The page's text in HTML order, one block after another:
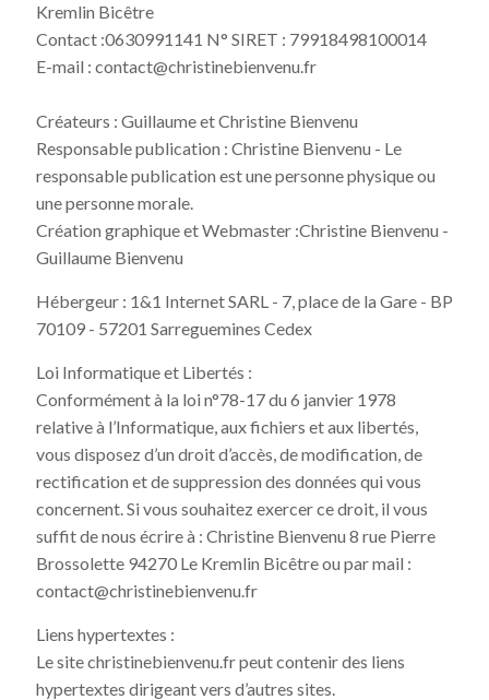
Kremlin Bicêtre
Contact :0630991141 N° SIRET : 79918498100014
E-mail : contact@christinebienvenu.fr
Créateurs : Guillaume et Christine Bienvenu
Responsable publication : Christine Bienvenu - Le
responsable publication est une personne physique ou
une personne morale.
Création graphique et Webmaster :Christine Bienvenu -
Guillaume Bienvenu
Hébergeur : 1&1 Internet SARL - 7, place de la Gare - BP
70109 - 57201 Sarreguemines Cedex
Loi Informatique et Libertés :
Conformément à la loi n°78-17 du 6 janvier 1978
relative à l’Informatique, aux fichiers et aux libertés,
vous disposez d’un droit d’accès, de modification, de
rectification et de suppression des données qui vous
concernent. Si vous souhaitez exercer ce droit, il vous
suffit de nous écrire à : Christine Bienvenu 8 rue Pierre
Brossolette 94270 Le Kremlin Bicêtre ou par mail :
contact@christinebienvenu.fr
Liens hypertextes :
Le site christinebienvenu.fr peut contenir des liens
hypertextes dirigeant vers d’autres sites.